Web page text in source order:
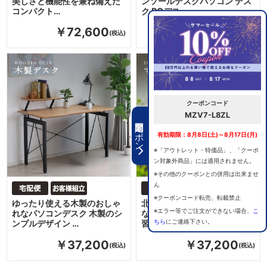
期間限定クーポン
クーポンコード
MZV7-L8ZL
有効期限：8月8日(土)～8月17日(月)
※「アウトレット・特価品」、「クーポ
ン対象外商品」には適用されません。
※その他のクーポンとの併用は出来ませ
ん
※クーポンコード転売、転載禁止
※エラー等でご注文ができない場合、
こ
ちらにご連絡下さい。
コンパクト…
￥72,600
ク PCデス…
￥58,300
ゆったり使える木製のおしゃ
れなパソコンデスク 木製のシ
ンプルデザイン …
￥37,200
北欧風のシンプルでおしゃれ
なデザイン パソコンデスク 学
習机 120c…
￥37,200